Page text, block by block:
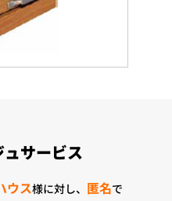
サービス
ウス様に対し、 匿名で